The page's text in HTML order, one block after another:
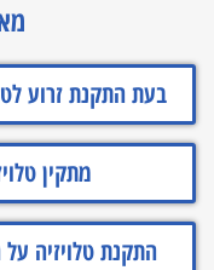
בעת התקנת זרוע
מתקין
התקנת טלויזיה